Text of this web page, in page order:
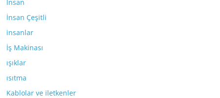
İnsan
İnsan Çeşitli
insanlar
İş Makinası
ışıklar
ısıtma
Kablolar ve iletkenler